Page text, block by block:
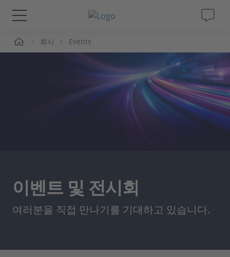
솔루션 및 제품
인재채용
회사 Events
이벤트 및 전시회
여러분을 직접 만나기를 기대하고 있습니다.